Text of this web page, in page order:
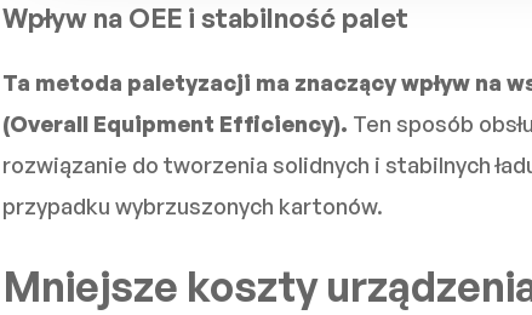
Wpływ na OEE i stabilność palet
Ta metoda paletyzacji ma znaczący wpływ na
(Overall Equipment Efficiency). Ten sposób
rozwiązanie do tworzenia solidnych i stabilnych
przypadku wybrzuszonych kartonów.
Mniejsze koszty